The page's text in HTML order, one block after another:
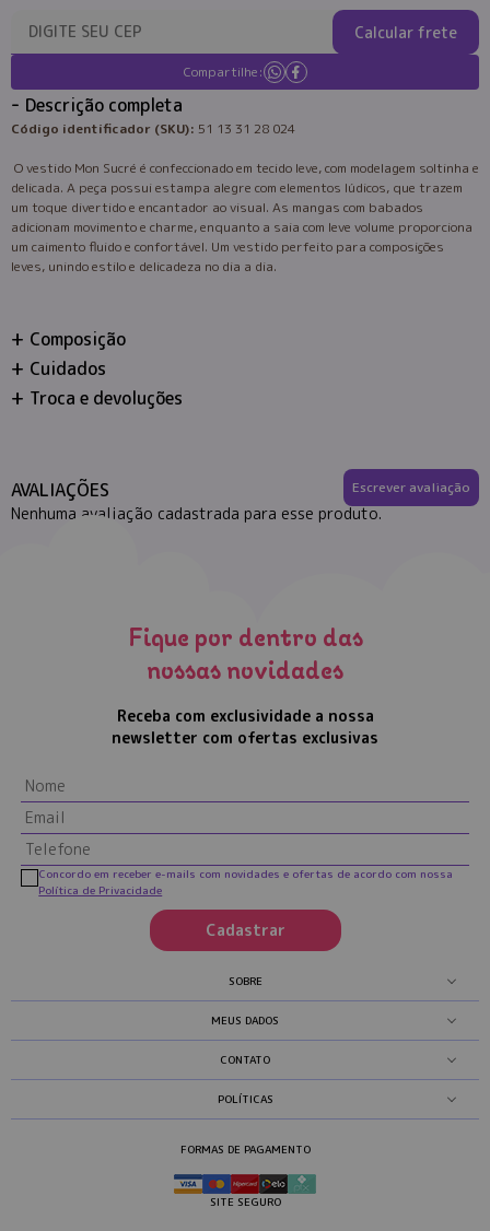
Calcular frete
Compartilhe:
Descrição completa
Código identificador (SKU): 51 13 31 28 024
O vestido Mon Sucré é confeccionado em tecido leve, com modelagem soltinha e
delicada. A peça possui estampa alegre com elementos lúdicos, que trazem
um toque divertido e encantador ao visual. As mangas com babados
adicionam movimento e charme, enquanto a saia com leve volume proporciona
um caimento fluido e confortável. Um vestido perfeito para composições
leves, unindo estilo e delicadeza no dia a dia.
Composição
Cuidados
Troca e devoluções
AVALIAÇÕES Escrever avaliação
Nenhuma avaliação cadastrada para esse produto.
Fique por dentro das
nossas novidades
Receba com exclusividade a nossa
newsletter com ofertas exclusivas
Cadastrar
Concordo em receber e-mails com novidades e ofertas de acordo com nossa
Política de Privacidade
SOBRE
MEUS DADOS
CONTATO
POLÍTICAS
FORMAS DE PAGAMENTO
SITE SEGURO